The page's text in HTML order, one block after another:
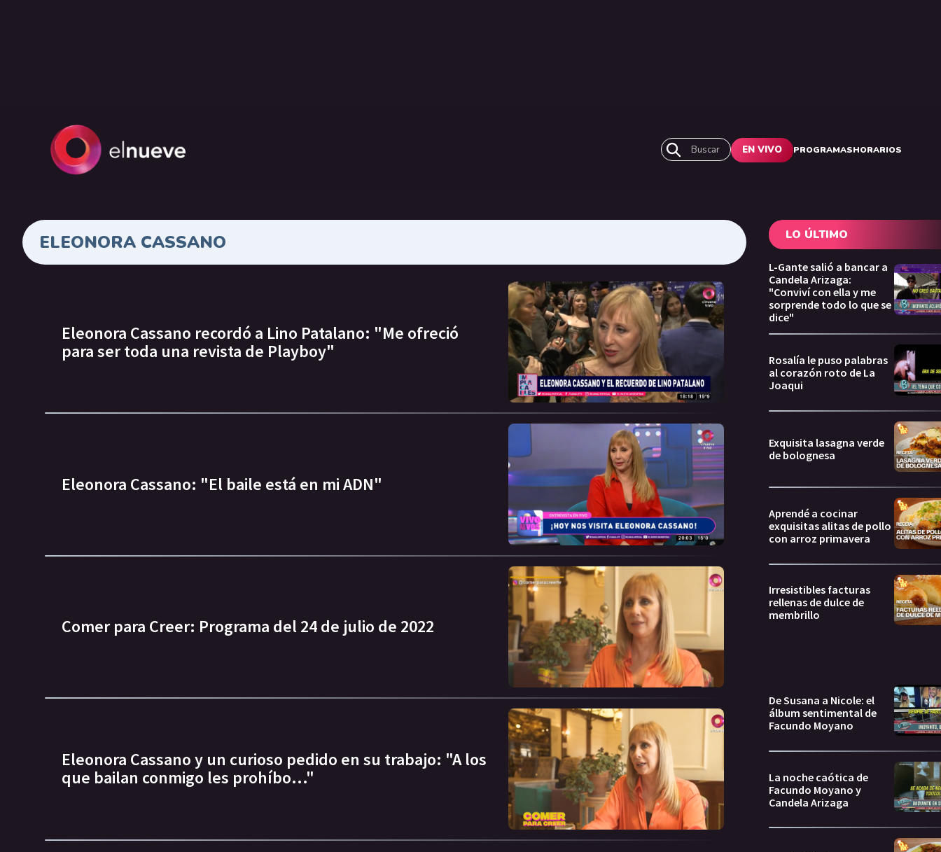
Buscar EN VIVO PROGRAMASHORARIOS
ELEONORA CASSANO
Eleonora Cassano recordó a Lino Patalano: "Me ofreció
para ser toda una revista de Playboy"
Eleonora Cassano: "El baile está en mi ADN"
Comer para Creer: Programa del 24 de julio de 2022
Eleonora Cassano y un curioso pedido en su trabajo: "A los
que bailan conmigo les prohíbo..."
LO ÚLTIMO
L-Gante salió a bancar a
Candela Arizaga:
"Conviví con ella y me
sorprende todo lo que se
dice"
Rosalía le puso palabras
al corazón roto de La
Joaqui
Exquisita lasagna verde
de bolognesa
Aprendé a cocinar
exquisitas alitas de pollo
con arroz primavera
Irresistibles facturas
rellenas de dulce de
membrillo
De Susana a Nicole: el
álbum sentimental de
Facundo Moyano
La noche caótica de
Facundo Moyano y
Candela Arizaga